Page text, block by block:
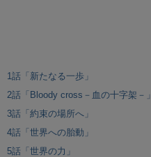
1話「新たなる一歩」
2話「Bloody cross－血の十字架－」
3話「約束の場所へ」
4話「世界への胎動」
5話「世界の力」